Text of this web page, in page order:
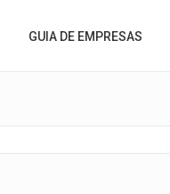
GUIA DE EMPRESAS